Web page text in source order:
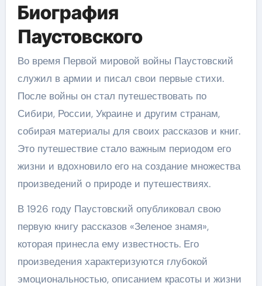
Биография
Паустовского
Во время Первой мировой войны Паустовский
служил в армии и писал свои первые стихи.
После войны он стал путешествовать по
Сибири, России, Украине и другим странам,
собирая материалы для своих рассказов и книг.
Это путешествие стало важным периодом его
жизни и вдохновило его на создание множества
произведений о природе и путешествиях.
В 1926 году Паустовский опубликовал свою
первую книгу рассказов «Зеленое знамя»,
которая принесла ему известность. Его
произведения характеризуются глубокой
эмоциональностью, описанием красоты и жизни